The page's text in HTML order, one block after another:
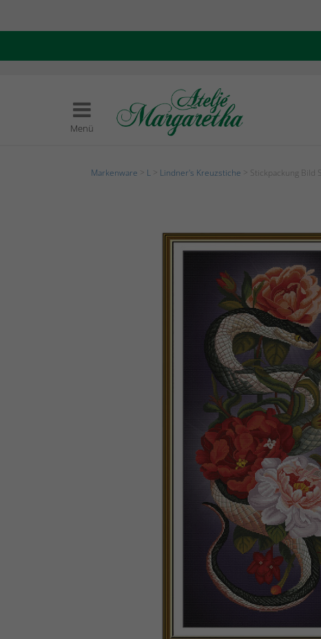
Menü
Markenware L Lindner's Kreuzstiche > Stickpackung